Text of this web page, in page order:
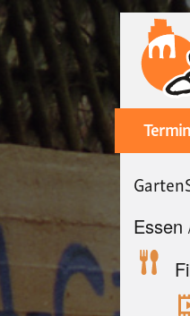
Main
navigation
Essen